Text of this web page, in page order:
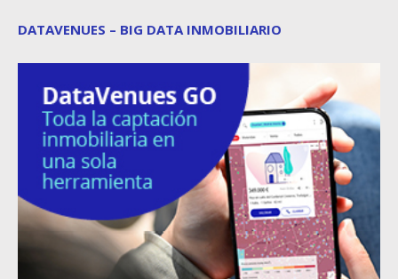
DATAVENUES – BIG DATA INMOBILIARIO